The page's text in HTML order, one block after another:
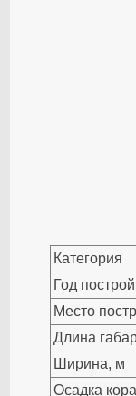
Категория
Год
Место
Длина
Ширина, м
Осадка